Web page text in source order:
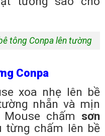
tông Conpa lên tường
Conpa
xoa nhẹ lên bề
nhẵn và mịn
chấm sơn
từng chấm lên bề